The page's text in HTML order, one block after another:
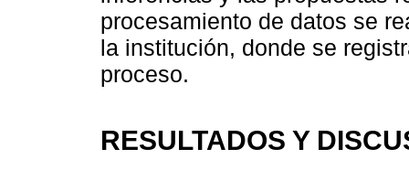
procesamiento de datos se
la institución, donde se
proceso.
RESULTADOS Y